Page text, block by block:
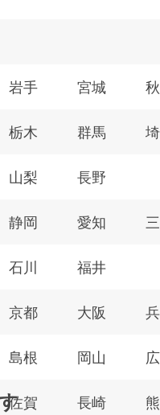
岩手 宮城
栃木 群馬
山梨 長野
静岡 愛知
石川 福井
京都 大阪
島根 岡山
佐賀 長崎